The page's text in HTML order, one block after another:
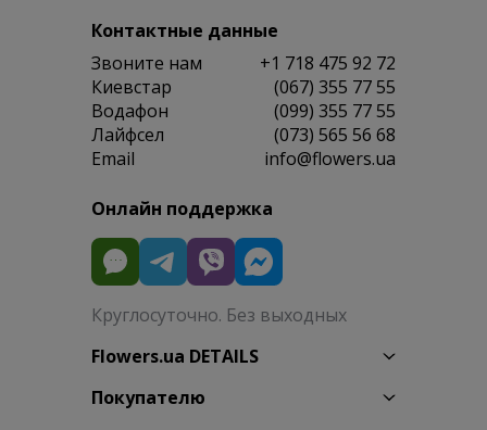
Контактные данные
Звоните нам
+1 718 475 92 72
Киевстар
(067) 355 77 55
Водафон
(099) 355 77 55
Лайфсел
(073) 565 56 68
Email
info@flowers.ua
Онлайн поддержка
Круглосуточно. Без выходных
Flowers.ua DETAILS
Покупателю